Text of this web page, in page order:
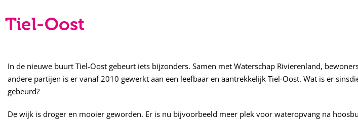
Tiel-Oost
In de nieuwe buurt Tiel-Oost gebeurt iets bijzonders. Samen met Waterschap Rivierenland,
andere partijen is er vanaf 2010 gewerkt aan een leefbaar en aantrekkelijk Tiel-Oost. Wat is er
gebeurd?
De wijk is droger en mooier geworden. Er is nu bijvoorbeeld meer plek voor wateropvang na